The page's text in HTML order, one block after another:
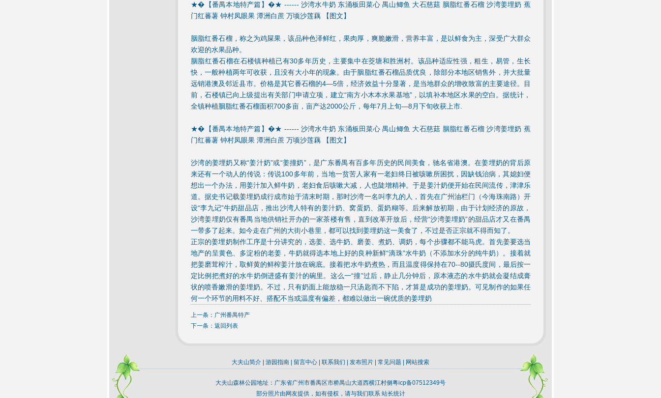
★�【番禺本地特产篇】�★ ------ 沙湾水牛奶 东涌板田菜心 禺山鲫鱼 大石慈菇 胭脂红番石榴 沙湾姜埋奶 蕉
门红蕃薯 钟村凤眼果 潭洲白蔗 万顷沙莲藕 【图文】
胭脂红番石榴，称之为鸡屎果，该品种色泽鲜红，果肉厚，爽脆嫩滑，营养丰富，是以鲜食为主，深受广大群众
欢迎的水果品种。
胭脂红番石榴在石楼镇种植已有30多年历史，主要集中在茭塘和胜洲村。该品种适应性强，粗生，易管，生长
快，一般种植两年可收获，且没有大小年的现象。由于胭脂红番石榴品质优良，除部分本地区销售外，并大批量
远销港澳及邻近县市。价格是其它番石榴的4—5倍，经济效益十分显著，是当地群众的增收致富的主要途径。目
前，石楼镇已向上级提出有关部门申请立项，建立“南方小木本水果基地”，以填补本地区水果的空白。据统计，
全镇种植胭脂红番石榴面积700多亩，亩产达2000公斤，每年7月上旬—8月下旬收获上市.
★�【番禺本地特产篇】�★ ------ 沙湾水牛奶 东涌板田菜心 禺山鲫鱼 大石慈菇 胭脂红番石榴 沙湾姜埋奶 蕉
门红蕃薯 钟村凤眼果 潭洲白蔗 万顷沙莲藕 【图文】
沙湾的姜埋奶又称“姜汁奶”或“姜撞奶”，是广东番禺有百多年历史的民间美食，驰名省港澳。在姜埋奶的背后原
来还有一个动人的传说：传说100多年前，当地一贫苦人家有一老妇终日被咳嗽所困扰，因缺钱治病，其媳妇便
想出一个办法，用姜汁加入鲜牛奶，老妇食后咳嗽大减，人也陡增精神。于是姜汁奶便开始在民间流传，津津乐
道。据史书记载姜埋奶成行成市始于清末时期，那时沙湾一名叫李九的人，首先在广州油栏门（今海珠南路）开
设“李九记”牛奶甜品店，推出沙湾人特有的姜汁奶、窝蛋奶、蛋奶糊等。后来解放初期，由于计划经济的原故，
沙湾姜埋奶仅有番禺当地供销社开办的一家茶楼有售，直到改革开放后，经营“沙湾姜埋奶”的甜品店才又在番禺
一带多了起来。如今走在广州的大街小巷里，都可以找到姜埋奶这一美食了，不过是否正宗就不得而知了。
正宗的姜埋奶制作工序是十分讲究的，选姜、选牛奶、磨姜、煮奶、调奶，每个步骤都不能马虎。首先姜要选当
地产的呈黄色、多淀粉的老姜，牛奶就得选本地上好的良种新鲜“滴珠”水牛奶（不添加水分的纯牛奶）。接着就
把姜磨茸榨汁，取鲜黄的鲜榨姜汁放在碗底。接着把水牛奶煮热，而且温度得保持在70--80摄氏度间，最后按一
定比例把煮好的水牛奶倒进盛有姜汁的碗里。这么一“撞”过后，静止几分钟后，原本液态的水牛奶就会凝结成膏
状的喷香嫩滑的姜埋奶。不过，只有奶面上能放稳一只汤匙而不下陷，才算是成功的姜埋奶。可见制作的如果任
何一个环节的用料不好、搭配不当或温度有偏差，都难以做出一碗优质的姜埋奶
上一条： 广州番禺特产
下一条： 返回列表
大夫山简介 游园指南 留言中心 联系我们 发布照片 常见问题 网站搜索
大夫山森林公园地址：广东省广州市番禺区市桥禺山大道西横江村侧粤icp备07512349号
部分照片由网友提供，如有侵权，请与我们联系 站长统计